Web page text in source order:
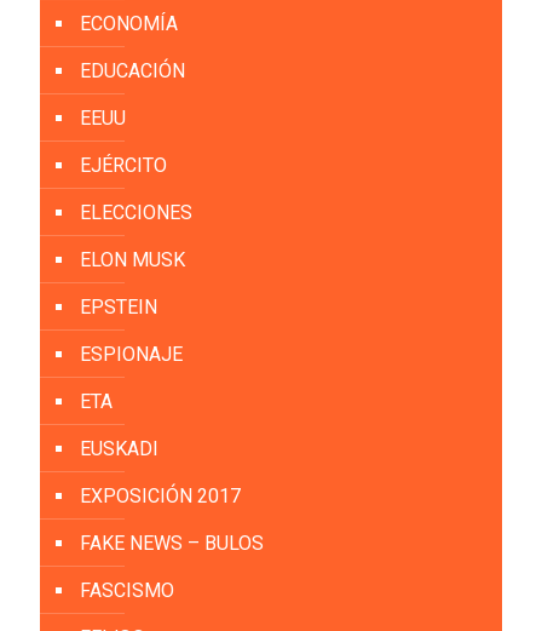
ECONOMÍA
EDUCACIÓN
EEUU
EJÉRCITO
ELECCIONES
ELON MUSK
EPSTEIN
ESPIONAJE
ETA
EUSKADI
EXPOSICIÓN 2017
FAKE NEWS – BULOS
FASCISMO